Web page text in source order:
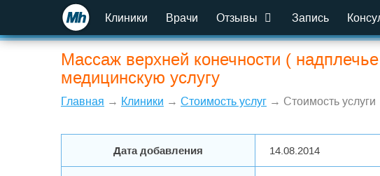
Клиники Врачи Отзывы Запись
Массаж верхней конечности (
медицинскую услугу
Главная → Клиники → Стоимость услуг → Стоимость услуги
Дата добавления 14.08.2014